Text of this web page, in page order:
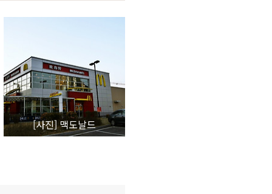
[사진] 맥도날드